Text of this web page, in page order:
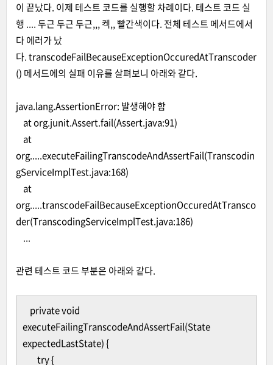
이 끝났다. 이제 테스트 코드를 실행할 차례이다. 테스트 코드 실
행 .... 두근 두근 두근,,, 켁,, 빨간색이다. 전체 테스트 메서드에서
다 에러가 났
다. transcodeFailBecauseExceptionOccuredAtTranscoder
() 메서드에의 실패 이유를 살펴보니 아래와 같다.
java.lang.AssertionError: 발생해야 함
at org.junit.Assert.fail(Assert.java:91)
at
org.....executeFailingTranscodeAndAssertFail(Transcodin
gServiceImplTest.java:168)
at
org.....transcodeFailBecauseExceptionOccuredAtTransco
der(TranscodingServiceImplTest.java:186)
...
관련 테스트 코드 부분은 아래와 같다.
private void
executeFailingTranscodeAndAssertFail(State
expectedLastState) {
try {